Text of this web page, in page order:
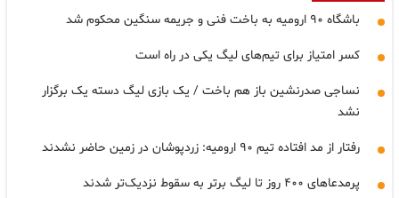
باشگاه ۹۰ ارومیه به باخت فنی و جریمه سنگین محکوم شد
کسر امتیاز برای تیم‌های لیگ یکی در راه است
نساجی صدرنشین باز هم باخت / یک بازی لیگ دسته یک برگزار
نشد
رفتار از مد افتاده تیم ۹۰ ارومیه: زردپوشان در زمین حاضر نشدند
پرمدعاهای ۴۰۰ روز تا لیگ برتر به سقوط نزدیک‌تر شدند